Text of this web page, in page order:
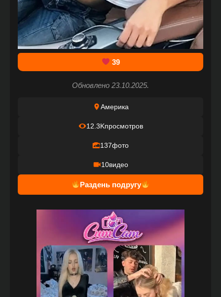
39
Обновлено 23.10.2025.
Америка
12.3Kпросмотров
137фото
10видео
Раздень подругу